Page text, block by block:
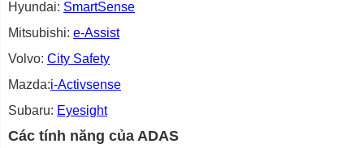
Hyundai: SmartSense
Mitsubishi: e-Assist
Volvo: City Safety
Mazda:i-Activsense
Subaru: Eyesight
Các tính năng của ADAS